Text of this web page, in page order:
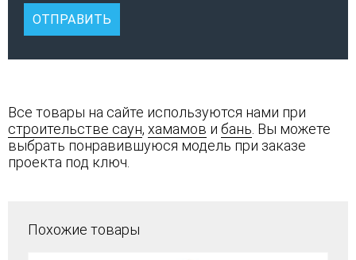
Все товары на сайте используются нами при
строительстве саун, хамамов и бань . Вы можете
выбрать понравившуюся модель при заказе
проекта под ключ.
Похожие товары